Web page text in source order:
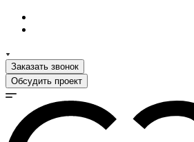
Заказать звонок
Обсудить проект